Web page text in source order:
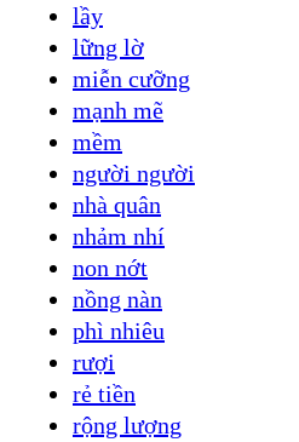
lầy
lững lờ
miễn cưỡng
mạnh mẽ
mềm
người người
nhà quân
nhảm nhí
non nớt
nồng nàn
phì nhiêu
rượi
rẻ tiền
rộng lượng